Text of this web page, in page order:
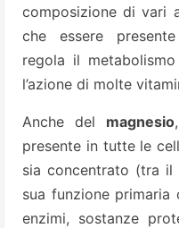
composizione di vari
che essere presente
regola il
l’azione di molte
Anche del magnesio
presente in tutte le
sia concentrato (tra il
sua funzione primaria
enzimi, sostanze